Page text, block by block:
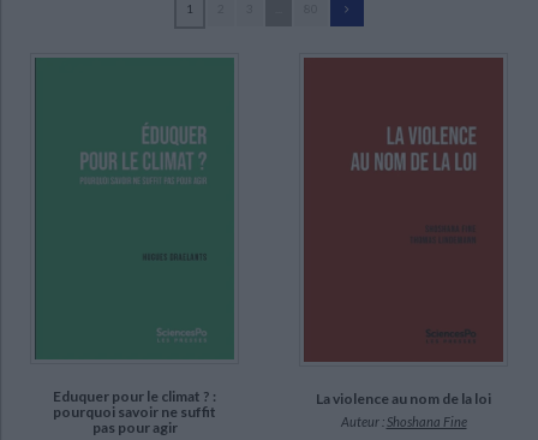
Critique et histoire littéraire
Littérature en version originale Humour
Ecologie - Environnement Religions - Spiritualités
Histoire de France Biographies historiques
Histoire ancienne Géographie
Culture scientifique
méditerranéennes (14)
Fillieule, Olivier (10)
revue (950)
1
Eduquer pour le climat ? :
pourquoi savoir ne suffit
pas pour agir
La violence au nom de la loi
Auteur : Shoshana Fine